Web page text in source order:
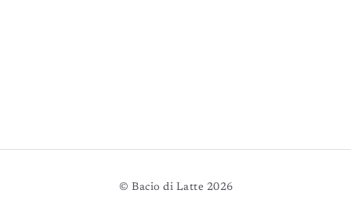
© Bacio di Latte 2026